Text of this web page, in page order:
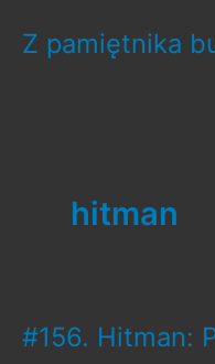
content
Z pamiętnika
hitman
#156. Hitman: